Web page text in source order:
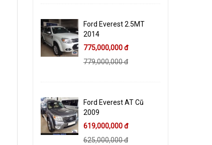
Ford Everest 2.5MT
2014
775,000,000 đ
779,000,000 đ
Ford Everest AT Cũ
2009
619,000,000 đ
625,000,000 đ